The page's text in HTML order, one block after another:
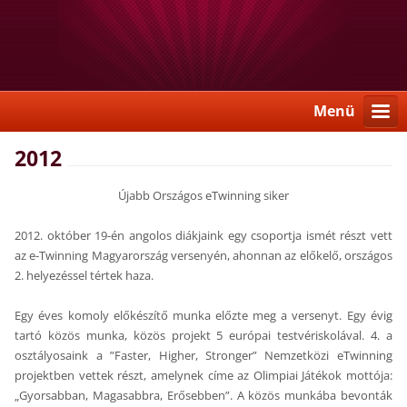
Menü
2012
Újabb Országos eTwinning siker
2012. október 19-én angolos diákjaink egy csoportja ismét részt vett
az e-Twinning Magyarország versenyén, ahonnan az előkelő, országos
2. helyezéssel tértek haza.
Egy éves komoly előkészítő munka előzte meg a versenyt. Egy évig
tartó közös munka, közös projekt 5 európai testvériskolával. 4. a
osztályosaink a ”Faster, Higher, Stronger” Nemzetközi eTwinning
projektben vettek részt, amelynek címe az Olimpiai Játékok mottója:
„Gyorsabban, Magasabbra, Erősebben”. A közös munkába bevonták